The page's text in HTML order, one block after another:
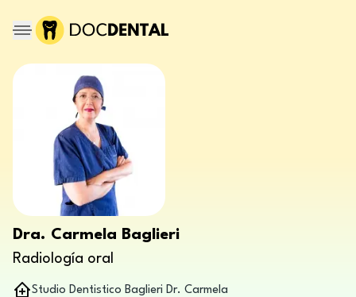
Dra. Carmela Baglieri
Radiología oral
Studio Dentistico Baglieri Dr. Carmela